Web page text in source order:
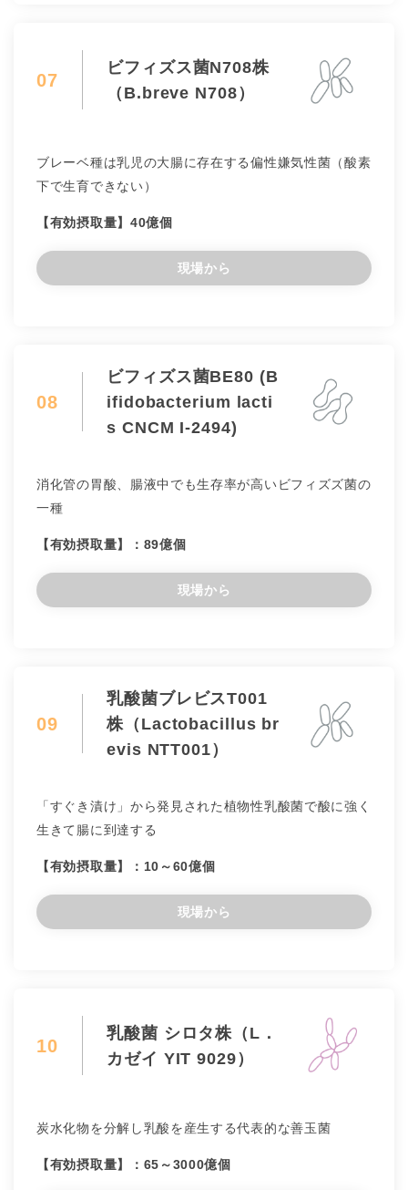
07
ビフィズス菌N708株
（B.breve N708）
ブレーベ種は乳児の大腸に存在する偏性嫌気性菌（酸素
下で生育できない）
【有効摂取量】40億個
現場から
08
ビフィズス菌BE80 (B
ifidobacterium lacti
s CNCM I-2494)
消化管の胃酸、腸液中でも生存率が高いビフィズズ菌の
一種
【有効摂取量】：89億個
現場から
09
乳酸菌ブレビスT001
株（Lactobacillus br
evis NTT001）
「すぐき漬け」から発見された植物性乳酸菌で酸に強く
生きて腸に到達する
【有効摂取量】：10～60億個
現場から
10
乳酸菌 シロタ株（L．
カゼイ YIT 9029）
炭水化物を分解し乳酸を産生する代表的な善玉菌
【有効摂取量】：65～3000億個